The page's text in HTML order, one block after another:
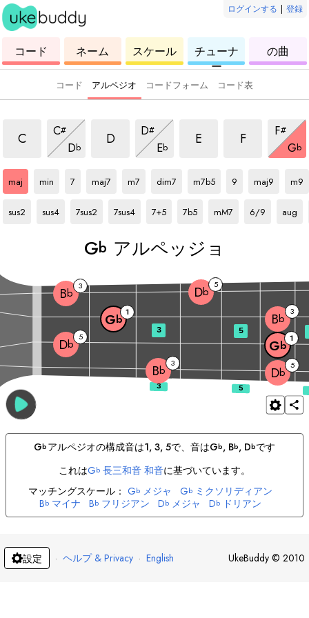
ログインする | 登録
ク
レ
コード
コ
ー
ド
ネーム
ウ
ク
レ
レ
スケール
ク
レ
レ
チューナ
ー
ク
レ
の曲
コード アルペジオ コードフォーム コード表
C C#
アルペッジョ
Db
アルペッジョ
D D#
アルペッジョ
Eb
アルペッジョ
E
F
F#
アルペ
Gb
アル
maj
min
7
maj7
m7
dim7
m7b5
9
アルペッジョ
maj9
アルペッジョ
Gb
m9
ア
Gb
sus2
アルペッジョ
sus4
7sus2
7sus4
7+5
7b5
mM7
6/9
aug
Gb アルペッジョ
Bb 3
Db 5
Db 5
Gb 1
Gb 1 Bb 3
Bb 3 Db 5
3 5
Gbアルペジオの構成音は1, 3, 5で、音はGb, Bb, Dbです
これはGb 長三和音 和音に基づいています。
マッチングスケール： Gb メジャ Gb ミクソリディアン
Bb マイナ Bb フリジアン Db メジャ Db ドリアン
設定 · ヘルプ & Privacy · English UkeBuddy © 2010